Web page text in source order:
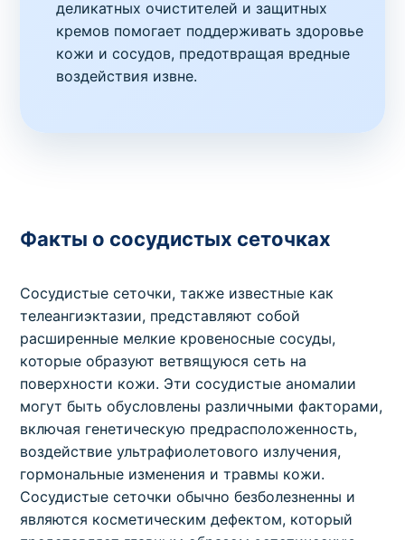
деликатных очистителей и защитных
кремов помогает поддерживать здоровье
кожи и сосудов, предотвращая вредные
воздействия извне.
Факты о сосудистых сеточках
Сосудистые сеточки, также известные как
телеангиэктазии, представляют собой
расширенные мелкие кровеносные сосуды,
которые образуют ветвящуюся сеть на
поверхности кожи. Эти сосудистые аномалии
могут быть обусловлены различными факторами,
включая генетическую предрасположенность,
воздействие ультрафиолетового излучения,
гормональные изменения и травмы кожи.
Сосудистые сеточки обычно безболезненны и
являются косметическим дефектом, который